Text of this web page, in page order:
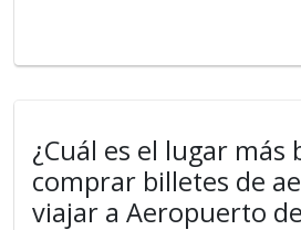
¿Cuál es el lugar más
comprar billetes de
viajar a Aeropuerto